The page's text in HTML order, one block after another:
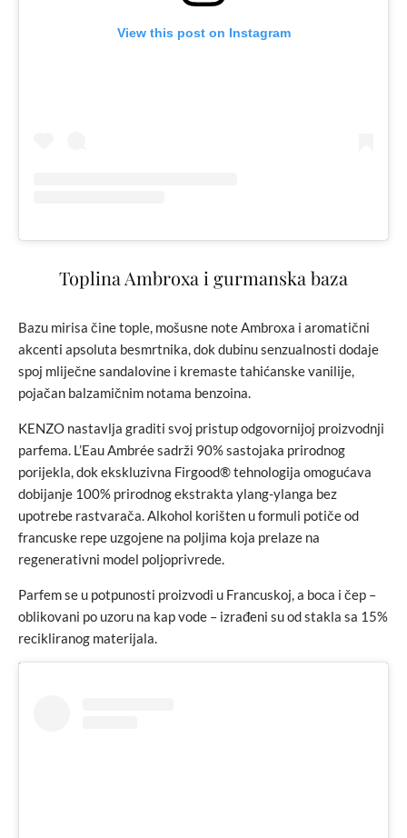
View this post on Instagram
Toplina Ambroxa i gurmanska baza
Bazu mirisa čine tople, mošusne note Ambroxa i aromatični
akcenti apsoluta besmrtnika, dok dubinu senzualnosti dodaje
spoj mliječne sandalovine i kremaste tahićanske vanilije,
pojačan balzamičnim notama benzoina.
KENZO nastavlja graditi svoj pristup odgovornijoj proizvodnji
parfema. L’Eau Ambrée sadrži 90% sastojaka prirodnog
porijekla, dok ekskluzivna Firgood® tehnologija omogućava
dobijanje 100% prirodnog ekstrakta ylang-ylanga bez
upotrebe rastvarača. Alkohol korišten u formuli potiče od
francuske repe uzgojene na poljima koja prelaze na
regenerativni model poljoprivrede.
Parfem se u potpunosti proizvodi u Francuskoj, a boca i čep –
oblikovani po uzoru na kap vode – izrađeni su od stakla sa 15%
recikliranog materijala.